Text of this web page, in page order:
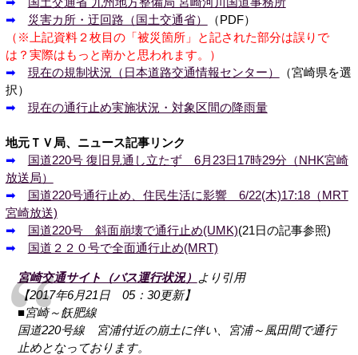
➡
災害カ所・迂回路（国土交通省）
（PDF）
（※上記資料２枚目の「被災箇所」と記された部分は誤りで
は？実際はもっと南かと思われます。）
➡
現在の規制状況（日本道路交通情報センター）
（宮崎県を選
択）
➡
現在の通行止め実施状況・対象区間の降雨量
地元ＴＶ局、ニュース記事リンク
➡
国道220号 復旧見通し立たず 6月23日17時29分（NHK宮崎
放送局）
➡
国道220号通行止め、住民生活に影響 6/22(木)17:18（MRT
宮崎放送)
➡
国道220号 斜面崩壊で通行止め(UMK)(21日の記事参照)
➡
国道２２０号で全面通行止め(MRT)
宮崎交通サイト（バス運行状況）
より引用
【2017年6月21日 05：30更新】
■宮崎～飫肥線
国道220号線 宮浦付近の崩土に伴い、宮浦～風田間で通行
止めとなっております。